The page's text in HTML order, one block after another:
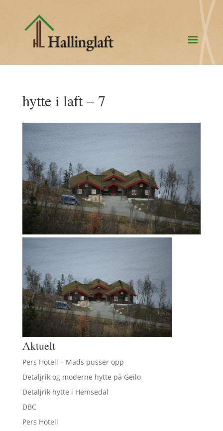
hytte i laft – 7
Aktuelt
Pers Hotell – Mads pusser opp
Detaljrik og moderne hytte på Geilo
Detaljrik hytte i Hemsedal
DBC
Pers Hotell